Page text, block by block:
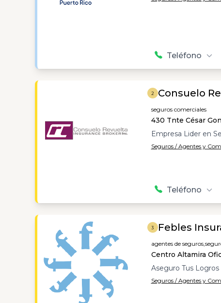
Teléfono
2 Consuelo
seguros comerciales
430 Tnte César
Empresa Lider en
Seguros / Agentes y
Teléfono
3 Febles
agentes de seguros,
Centro Altamira
Aseguro Tus
Seguros / Agentes y